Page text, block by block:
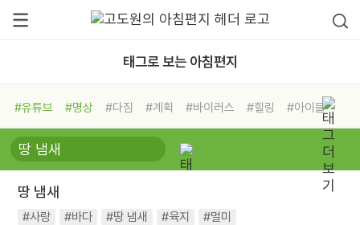
태그로 보는 아침편지
#유튜브 #명상 #다짐 #계획 #바이러스 #힐링
#아이들
#비전캠프
#독서캠프 #삶
#희망
#나눔 #친구 #링컨학교
#독서
#건강
땅 냄새
#사랑 #바다 #땅 냄새 #육지 #멀미